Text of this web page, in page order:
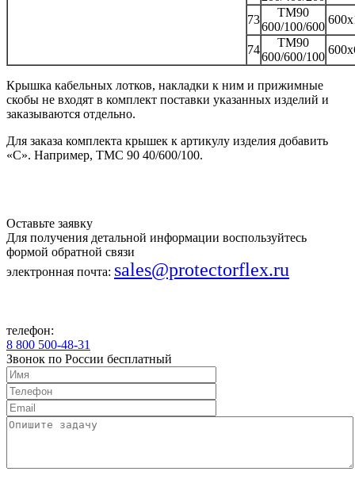
73
TM90
600/100/600
74
TM90
600/600/100
Крышка кабельных лотков, накладки к ним и прижимные
скобы не входят в комплект поставки указанных изделий и
заказываются отдельно.
Для заказа комплекта крышек к артикулу изделия добавить
«С». Например, TMC 90 40/600/100.
Оставьте заявку
Для получения детальной информации воспользуйтесь
формой обратной связи
электронная почта: sales@protectorflex.ru
телефон:
8 800 500-48-31
Звонок по России бесплатный